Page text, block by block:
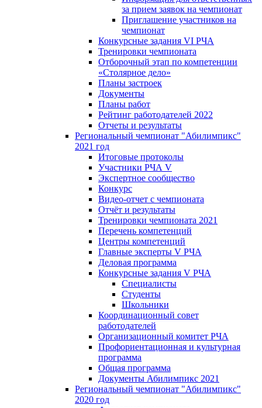
за прием заявок на чемпионат
Приглашение участников на
чемпионат
Конкурсные задания VI РЧА
Тренировки чемпионата
Отборочный этап по компетенции
«Столярное дело»
Планы застроек
Документы
Планы работ
Рейтинг работодателей 2022
Отчеты и результаты
Региональный чемпионат "Абилимпикс"
2021 год
Итоговые протоколы
Участники РЧА V
Экспертное сообщество
Конкурс
Видео-отчет с чемпионата
Отчёт и результаты
Тренировки чемпионата 2021
Перечень компетенций
Центры компетенций
Главные эксперты V РЧА
Деловая программа
Конкурсные задания V РЧА
Специалисты
Студенты
Школьники
Координационный совет
работодателей
Организационный комитет РЧА
Профориентационная и культурная
программа
Общая программа
Документы Абилимпикс 2021
Региональный чемпионат "Абилимпикс"
2020 год